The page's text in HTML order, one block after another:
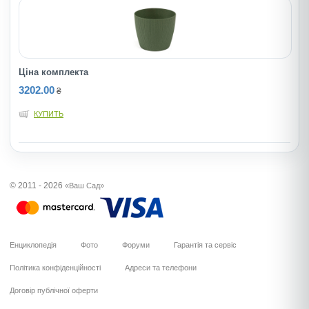
Ціна комплекта
3202.00 ₴
КУПИТЬ
© 2011 - 2026 «Ваш Сад»
Енциклопедія Фото Форуми Гарантія та сервіс
Політика конфіденційності Адреси та телефони
Договір публічної оферти